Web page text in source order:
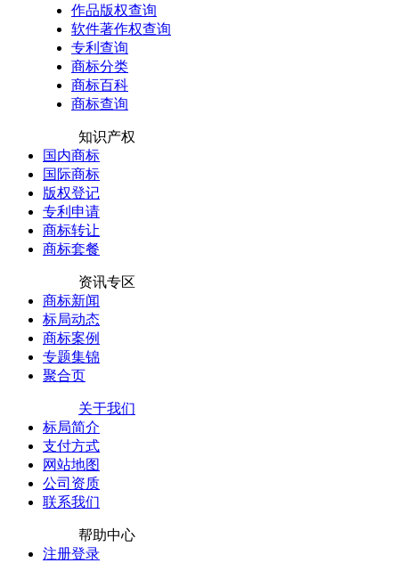
作品版权查询
软件著作权查询
专利查询
商标分类
商标百科
商标查询
知识产权
国内商标
国际商标
版权登记
专利申请
商标转让
商标套餐
资讯专区
商标新闻
标局动态
商标案例
专题集锦
聚合页
关于我们
标局简介
支付方式
网站地图
公司资质
联系我们
帮助中心
注册登录